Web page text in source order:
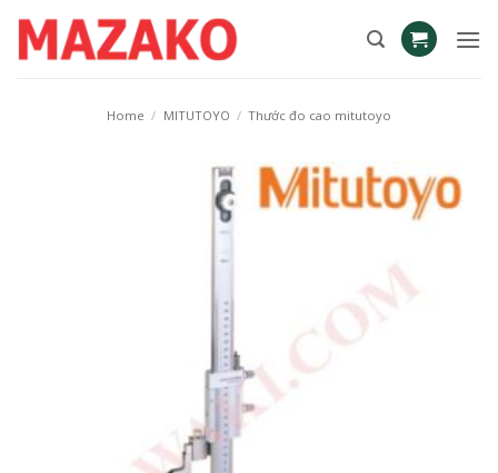
content
Home / MITUTOYO / Thước đo cao mitutoyo